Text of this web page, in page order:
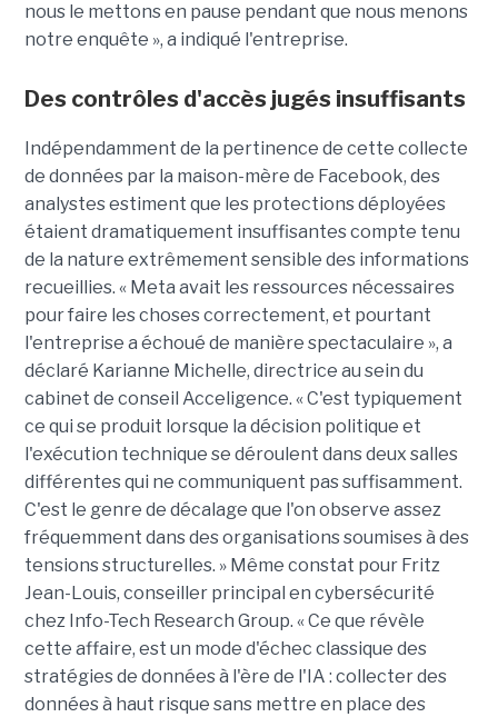
nous le mettons en pause pendant que nous menons
notre enquête », a indiqué l'entreprise.
Des contrôles d'accès jugés insuffisants
Indépendamment de la pertinence de cette collecte
de données par la maison-mère de Facebook, des
analystes estiment que les protections déployées
étaient dramatiquement insuffisantes compte tenu
de la nature extrêmement sensible des informations
recueillies. « Meta avait les ressources nécessaires
pour faire les choses correctement, et pourtant
l'entreprise a échoué de manière spectaculaire », a
déclaré Karianne Michelle, directrice au sein du
cabinet de conseil Acceligence. « C'est typiquement
ce qui se produit lorsque la décision politique et
l'exécution technique se déroulent dans deux salles
différentes qui ne communiquent pas suffisamment.
C'est le genre de décalage que l'on observe assez
fréquemment dans des organisations soumises à des
tensions structurelles. » Même constat pour Fritz
Jean-Louis, conseiller principal en cybersécurité
chez Info-Tech Research Group. « Ce que révèle
cette affaire, est un mode d'échec classique des
stratégies de données à l'ère de l'IA : collecter des
données à haut risque sans mettre en place des